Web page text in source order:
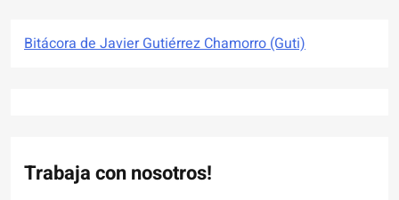
Bitácora de Javier Gutiérrez Chamorro (Guti)
Trabaja con nosotros!